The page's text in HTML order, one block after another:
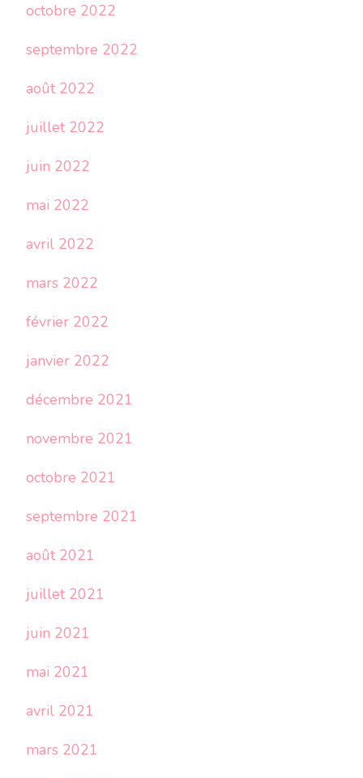
octobre 2022
septembre 2022
août 2022
juillet 2022
juin 2022
mai 2022
avril 2022
mars 2022
février 2022
janvier 2022
décembre 2021
novembre 2021
octobre 2021
septembre 2021
août 2021
juillet 2021
juin 2021
mai 2021
avril 2021
mars 2021